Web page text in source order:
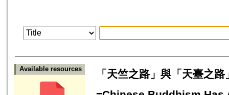
Available resources
「天竺之路」與「天臺之